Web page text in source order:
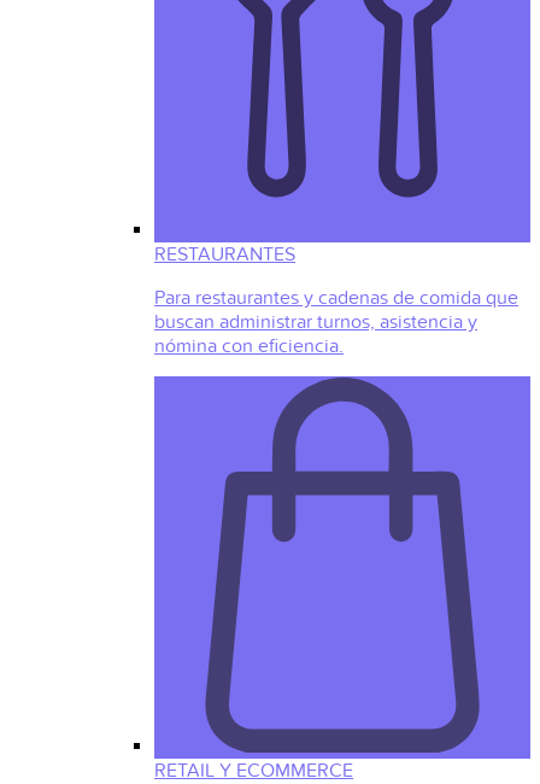
RESTAURANTES
Para restaurantes y cadenas de comida que
buscan administrar turnos, asistencia y
nómina con eficiencia.
RETAIL Y ECOMMERCE